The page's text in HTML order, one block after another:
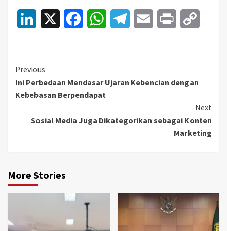
LinkedIn FacebookWhatsAppTelegramEmail Print
Continue
Reading
Previous
Ini Perbedaan Mendasar Ujaran Kebencian dengan
Kebebasan Berpendapat
Next
Sosial Media Juga Dikategorikan sebagai Konten
Marketing
More Stories